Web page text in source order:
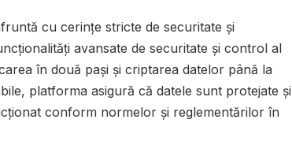
cu cerințe stricte de securitate și
avansate de securitate și control al
în două pași și criptarea datelor până la
platforma asigură că datele sunt protejate și
conform normelor și reglementărilor în